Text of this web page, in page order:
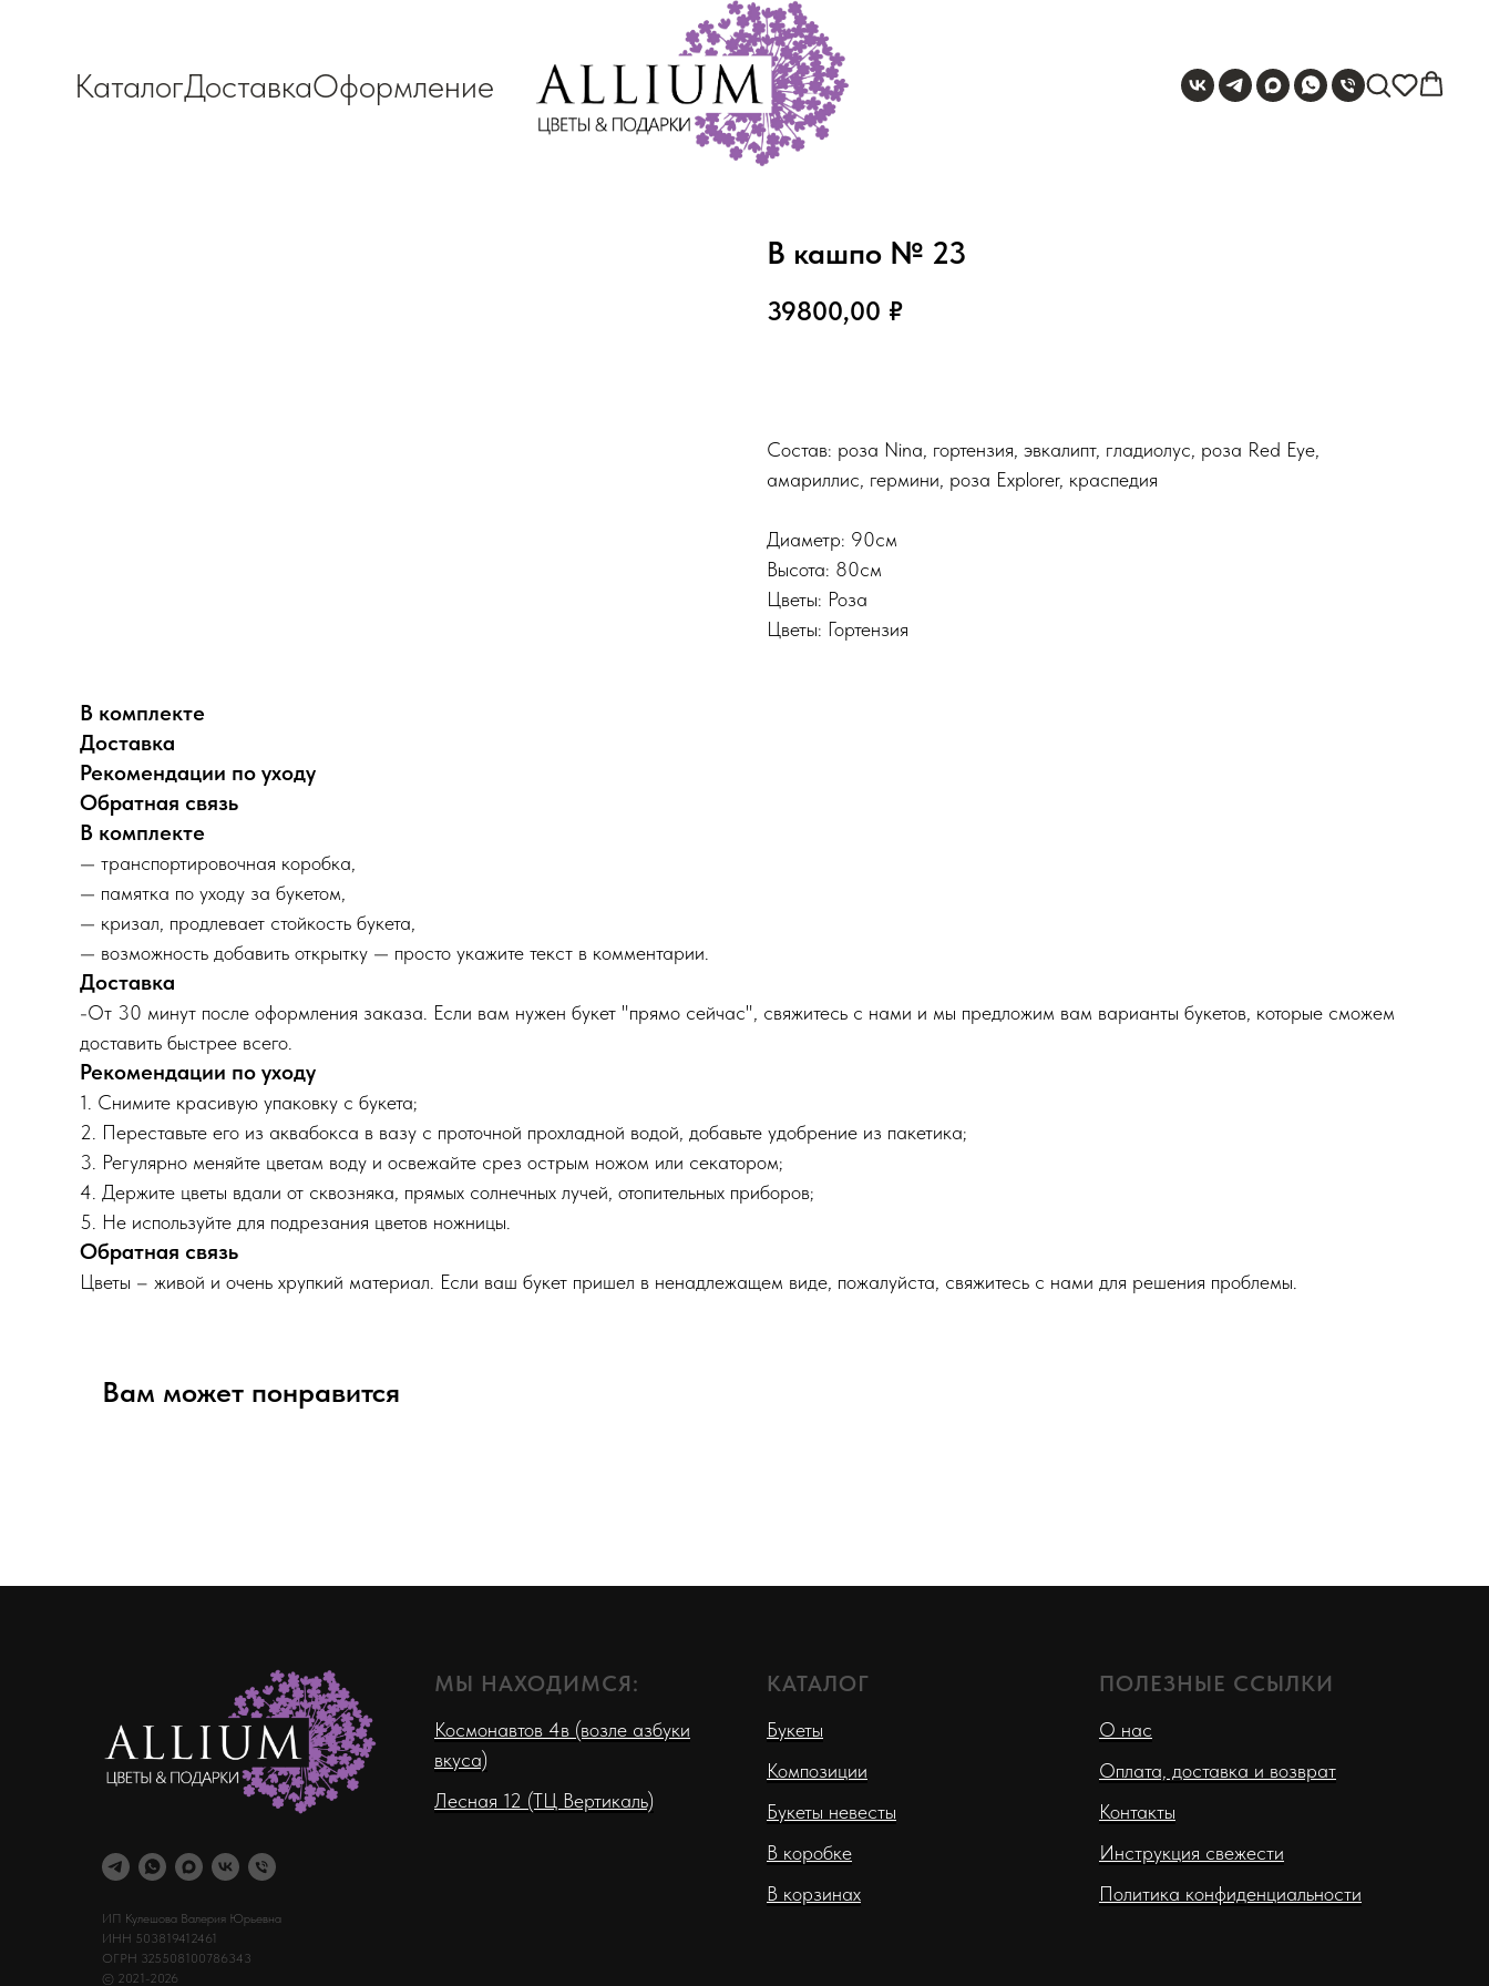
КаталогДоставкаОформление
В кашпо № 23
39800,00 ₽
Состав: роза Nina, гортензия, эвкалипт, гладиолус, роза Red Eye,
амариллис, гермини, роза Explorer, краспедия
Диаметр: 90см
Высота: 80см
Цветы: Роза
Цветы: Гортензия
В комплекте
Доставка
Рекомендации по уходу
Обратная связь
В комплекте
— транспортировочная коробка,
— памятка по уходу за букетом,
— кризал, продлевает стойкость букета,
— возможность добавить открытку — просто укажите текст в комментарии.
Доставка
-От 30 минут после оформления заказа. Если вам нужен букет "прямо сейчас", свяжитесь с нами и мы предложим вам варианты букетов, которые сможем
доставить быстрее всего.
Рекомендации по уходу
1. Снимите красивую упаковку с букета;
2. Переставьте его из аквабокса в вазу с проточной прохладной водой, добавьте удобрение из пакетика;
3. Регулярно меняйте цветам воду и освежайте срез острым ножом или секатором;
4. Держите цветы вдали от сквозняка, прямых солнечных лучей, отопительных приборов;
5. Не используйте для подрезания цветов ножницы.
Обратная связь
Цветы – живой и очень хрупкий материал. Если ваш букет пришел в ненадлежащем виде, пожалуйста, свяжитесь с нами для решения проблемы.
Вам может понравится
ИП Кулешова Валерия Юрьевна
ИНН 503819412461
ОГРН 325508100786343
© 2021-2026
МЫ НАХОДИМСЯ:
Космонавтов 4в (возле азбуки
вкуса)
Лесная 12 (ТЦ Вертикаль)
КАТАЛОГ
Букеты
Композиции
Букеты невесты
В коробке
В корзинах
ПОЛЕЗНЫЕ ССЫЛКИ
О нас
Оплата, доставка и возврат
Контакты
Инструкция свежести
Политика конфиденциальности